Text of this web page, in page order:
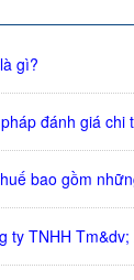
gì?
đánh giá chi
bao gồm
ty TNHH Tm&dv;